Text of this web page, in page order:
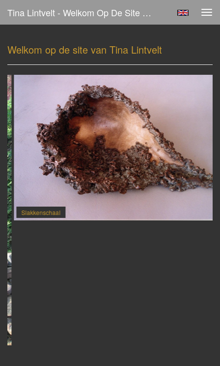
Tina Lintvelt - Welkom Op De Site Van Tina Lintvelt
Welkom op de site van Tina Lintvelt
Slakkenschaal